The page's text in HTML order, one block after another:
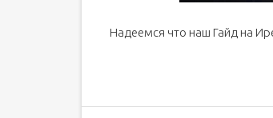
Надеемся что наш Гайд на